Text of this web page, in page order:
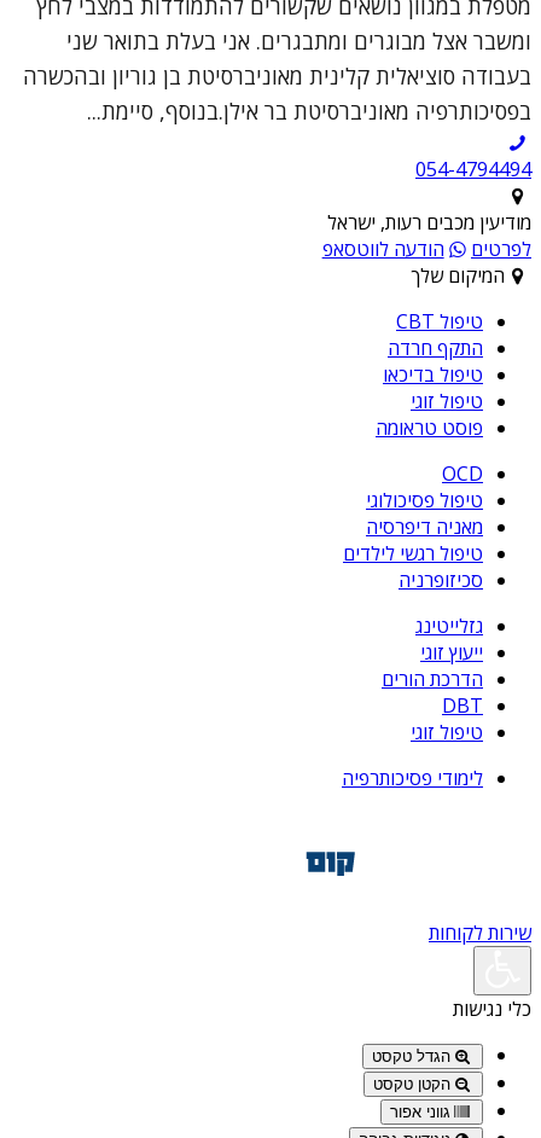
מטפלת במגוון נושאים שקשורים להתמודדות במצבי לחץ
ומשבר אצל מבוגרים ומתבגרים. אני בעלת בתואר שני
בעבודה סוציאלית קלינית מאוניברסיטת בן גוריון ובהכשרה
בפסיכותרפיה מאוניברסיטת בר אילן.בנוסף, סיימת...
054-4794494
מודיעין מכבים רעות, ישראל
לפרטים
הודעה לווטסאפ
המיקום שלך
טיפול CBT
התקף חרדה
טיפול בדיכאו
טיפול זוגי
פוסט טראומה
OCD
טיפול פסיכולוגי
מאניה דיפרסיה
טיפול רגשי לילדים
סכיזופרניה
גזלייטינג
ייעוץ זוגי
הדרכת הורים
DBT
טיפול זוגי
לימודי פסיכותרפיה
שירות לקוחות
כלי נגישות
הגדל טקסט
הקטן טקסט
גווני אפור